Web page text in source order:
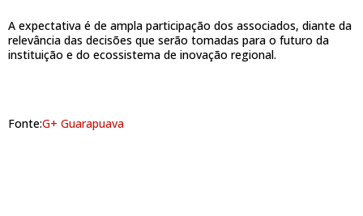
A expectativa é de ampla participação dos associados, diante da
relevância das decisões que serão tomadas para o futuro da
instituição e do ecossistema de inovação regional.
Fonte:G+ Guarapuava